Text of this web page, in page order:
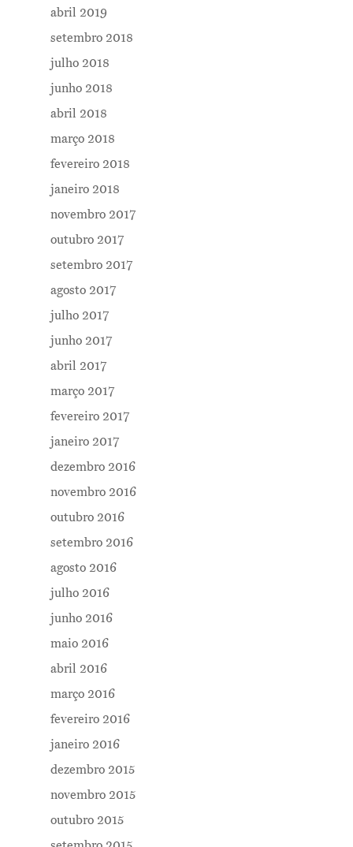
abril 2019
setembro 2018
julho 2018
junho 2018
abril 2018
março 2018
fevereiro 2018
janeiro 2018
novembro 2017
outubro 2017
setembro 2017
agosto 2017
julho 2017
junho 2017
abril 2017
março 2017
fevereiro 2017
janeiro 2017
dezembro 2016
novembro 2016
outubro 2016
setembro 2016
agosto 2016
julho 2016
junho 2016
maio 2016
abril 2016
março 2016
fevereiro 2016
janeiro 2016
dezembro 2015
novembro 2015
outubro 2015